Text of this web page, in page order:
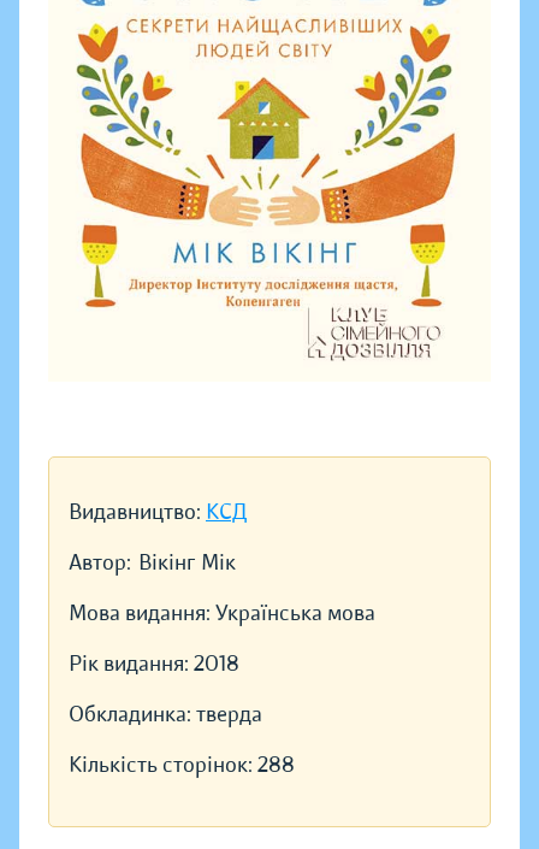
Видавництво: КСД
Автор: Вікінг Мік
Мова видання: Українська мова
Рік видання: 2018
Обкладинка: тверда
Кількість сторінок: 288